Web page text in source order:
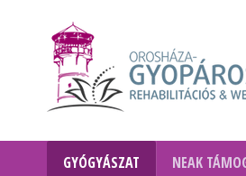
GYÓGYÁSZAT NEAK